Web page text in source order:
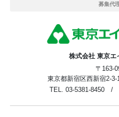
募集代
株式会社 東京エ
〒163-
東京都新宿区西新宿2-
TEL. 03-5381-8450 /